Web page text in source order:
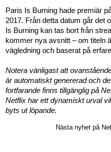
Paris Is Burning hade premiär
2017. Från detta datum går det
Is Burning kan tas bort från
kommer nya avsnitt – om titeln
vägledning och baserat på
Notera vänligast att
är automatiskt genererad och
fortfarande finns tillgänglig på
Netflix har ett dynamiskt urval
byts ut löpande.
Nästa nyhet på